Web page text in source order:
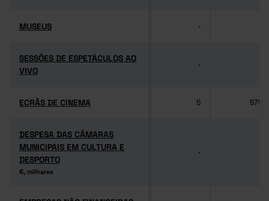
MUSEUS
MUSEUS -
SESSÕES DE ESPETÁCULOS AO
VIVO
SESSÕES DE ESPETÁCULOS AO
VIVO
-
ECRÃS DE CINEMA
ECRÃS DE CINEMA 5 579
DESPESA DAS CÂMARAS
MUNICIPAIS EM CULTURA E
DESPORTO
€, milhares
DESPESA DAS CÂMARAS
MUNICIPAIS EM CULTURA E
DESPORTO
€, milhares
-